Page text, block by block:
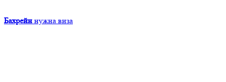
Бахрейн нужна виза